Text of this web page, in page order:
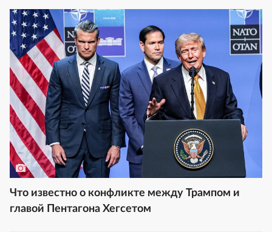
Что известно о конфликте между Трампом и
главой Пентагона Хегсетом